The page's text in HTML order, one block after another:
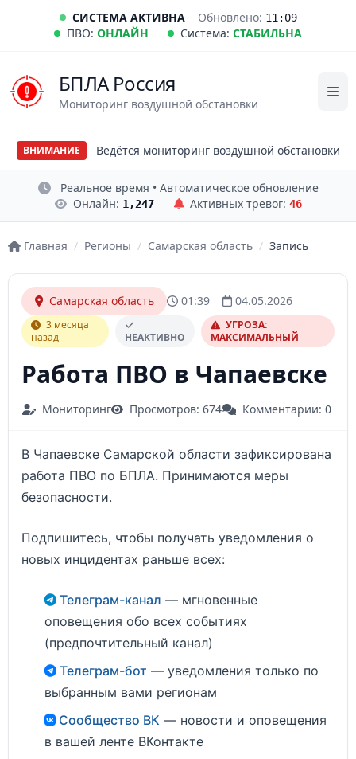
СИСТЕМА АКТИВНА Обновлено: 11:09
ПВО: ОНЛАЙН Система: СТАБИЛЬНА
БПЛА Россия
Мониторинг воздушной обстановки
ВНИМАНИЕ Ведётся мониторинг воздушной обстановки
Реальное время • Автоматическое обновление
Онлайн: 1,247 Активных тревог: 46
Главная / Регионы / Самарская область / Запись
Самарская область 01:39 04.05.2026
3 месяца
назад
НЕАКТИВНО
УГРОЗА:
МАКСИМАЛЬНЫЙ
Работа ПВО в Чапаевске
Мониторинг Просмотров: 674 Комментарии: 0
В Чапаевске Самарской области зафиксирована
работа ПВО по БПЛА. Принимаются меры
безопасности.
Подпишитесь, чтобы получать уведомления о
новых инцидентах раньше всех:
Телеграм-канал — мгновенные
оповещения обо всех событиях
(предпочтительный канал)
Телеграм-бот — уведомления только по
выбранным вами регионам
Сообщество ВК — новости и оповещения
в вашей ленте ВКонтакте